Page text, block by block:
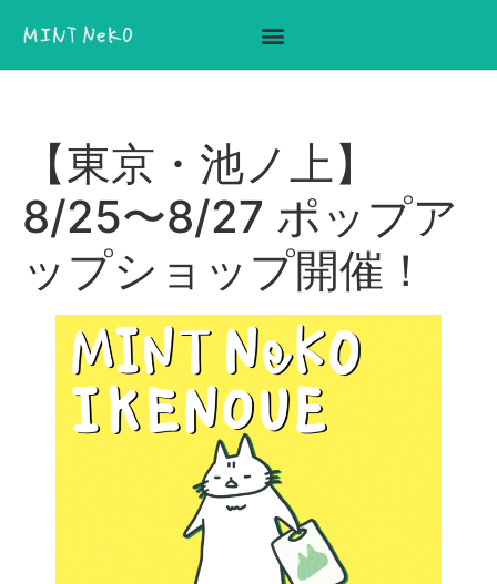
【東京・池ノ上】
8/25〜8/27 ポップア
ップショップ開催！